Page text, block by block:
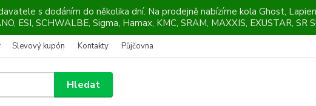
s dodáním do několika dní. Na prodejně nabízíme kola Ghost,
ESI, SCHWALBE, Sigma, Hamax, KMC, SRAM, MAXXIS, EXUSTAR, SR
Slevový kupón Kontakty Půjčovna
Hledat